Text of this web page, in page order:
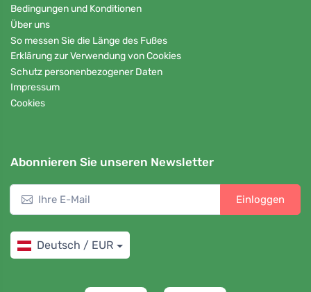
Bedingungen und Konditionen
Über uns
So messen Sie die Länge des Fußes
Erklärung zur Verwendung von Cookies
Schutz personenbezogener Daten
Impressum
Cookies
Abonnieren Sie unseren Newsletter
Einloggen
Deutsch / EUR